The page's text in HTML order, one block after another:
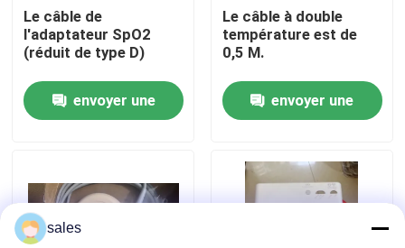
Contrôle de la qualité
Demandez un devis
Pièces de moniteur de patient
Module de moniteur patient
Le câble de
l'adaptateur SpO2
(réduit de type D)
envoyer une
Le câble à double
température est de
0,5 M.
envoyer une
sales